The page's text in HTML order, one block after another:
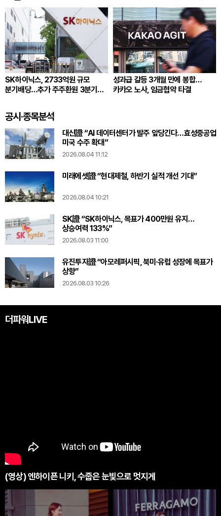
SK하이닉스, 2733억원 규모
분기배당…추가 주주환원 3분기
성과급 갈등 3개월 만에 봉합…
카카오 노사, 임금협약 타결
공시·종목분석
대신證 “AI 데이터센터가 발주 앞당긴다…효성중공업
미국 수주 확대”
2026.08.04 11:12
미래에셋證 “현대제철, 하반기 실적 개선 기대”
2026.08.04 10:21
SK證 “SK하이닉스, 목표가 400만원 유지…
상승여력 133%”
2026.08.03 11:00
유진투자證 “아모레퍼시픽, 북미·유럽 성장에 목표가
상향”
2026.08.03 10:26
더파워LIVE
(영상) 엔하이픈 니키, 수줍은 눈빛으로 멋지게